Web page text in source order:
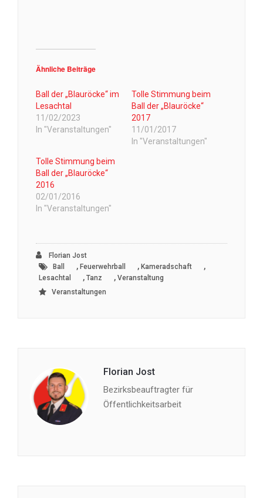
Ähnliche Beiträge
Ball der „Blauröcke“ im
Lesachtal
11/02/2023
In "Veranstaltungen"
Tolle Stimmung beim
Ball der „Blauröcke“
2017
11/01/2017
In "Veranstaltungen"
Tolle Stimmung beim
Ball der „Blauröcke“
2016
02/01/2016
In "Veranstaltungen"
Florian Jost
Ball
, Feuerwehrball , Kameradschaft ,
Lesachtal , Tanz , Veranstaltung
Veranstaltungen
Florian Jost
Bezirksbeauftragter für
Öffentlichkeitsarbeit